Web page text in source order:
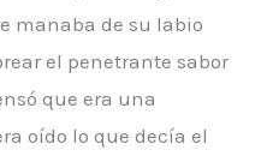
manaba de su labio
el penetrante sabor
que era una
oído lo que decía el